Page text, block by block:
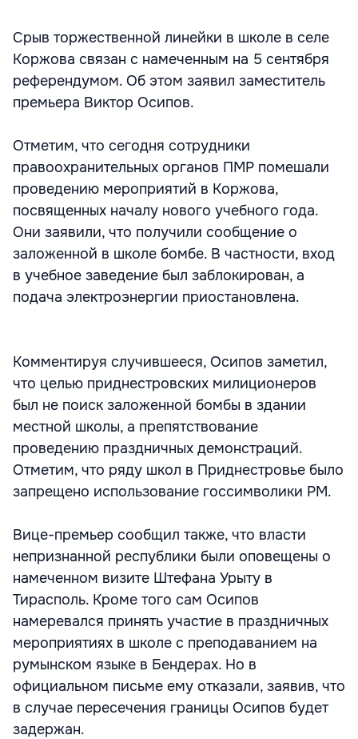
Срыв торжественной линейки в школе в селе
Коржова связан с намеченным на 5 сентября
референдумом. Об этом заявил заместитель
премьера Виктор Осипов.
Отметим, что сегодня сотрудники
правоохранительных органов ПМР помешали
проведению мероприятий в Коржова,
посвященных началу нового учебного года.
Они заявили, что получили сообщение о
заложенной в школе бомбе. В частности, вход
в учебное заведение был заблокирован, а
подача электроэнергии приостановлена.
Комментируя случившееся, Осипов заметил,
что целью приднестровских милиционеров
был не поиск заложенной бомбы в здании
местной школы, а препятствование
проведению праздничных демонстраций.
Отметим, что ряду школ в Приднестровье было
запрещено использование госсимволики РМ.
Вице-премьер сообщил также, что власти
непризнанной республики были оповещены о
намеченном визите Штефана Урыту в
Тирасполь. Кроме того сам Осипов
намеревался принять участие в праздничных
мероприятиях в школе с преподаванием на
румынском языке в Бендерах. Но в
официальном письме ему отказали, заявив, что
в случае пересечения границы Осипов будет
задержан.